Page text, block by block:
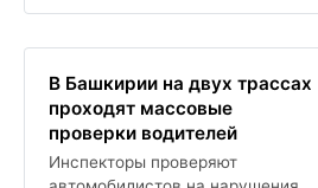
В Башкирии на двух трассах
проходят массовые
проверки водителей
Инспекторы проверяют